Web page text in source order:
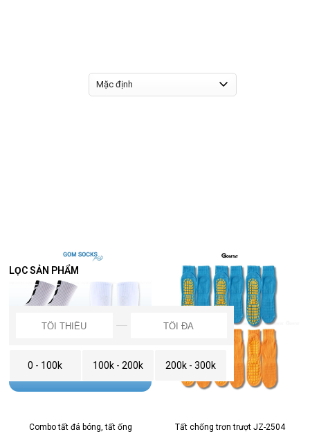
Mặc định
Combo tất đá bóng, tất ống Tất chống trơn trượt JZ-2504
LỌC SẢN PHẨM
0 - 100k 100k - 200k 200k - 300k